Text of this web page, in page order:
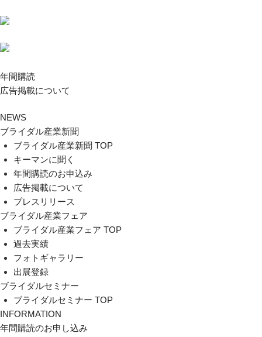
年間購読
広告掲載について
NEWS
ブライダル産業新聞
ブライダル産業新聞 TOP
キーマンに聞く
年間購読のお申込み
広告掲載について
プレスリリース
ブライダル産業フェア
ブライダル産業フェア TOP
過去実績
フォトギャラリー
出展登録
ブライダルセミナー
ブライダルセミナー TOP
INFORMATION
年間購読のお申し込み